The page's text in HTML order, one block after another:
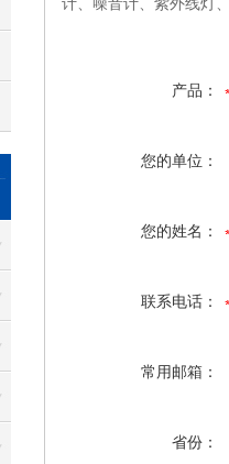
计、噪音计、紫外线灯
产品：
您的单位：
您的姓名：
联系电话：
常用邮箱：
省份：